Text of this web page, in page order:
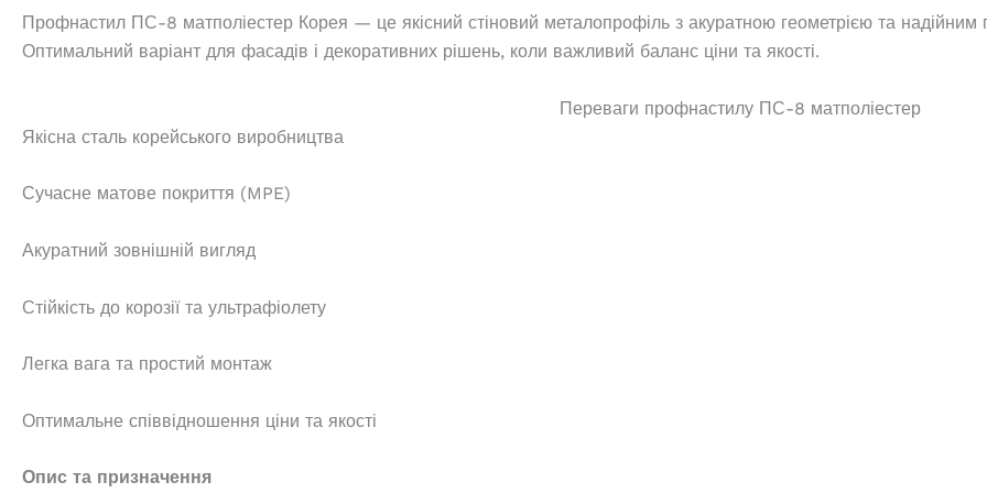
Профнастил ПС-8 матполіестер Корея — це якісний стіновий металопрофіль з акуратною геометрією та надійним
Оптимальний варіант для фасадів і декоративних рішень, коли важливий баланс ціни та якості.
Переваги профнастилу ПС-8 матполіестер
Якісна сталь корейського виробництва
Сучасне матове покриття (MPE)
Акуратний зовнішній вигляд
Стійкість до корозії та ультрафіолету
Легка вага та простий монтаж
Оптимальне співвідношення ціни та якості
Опис та призначення